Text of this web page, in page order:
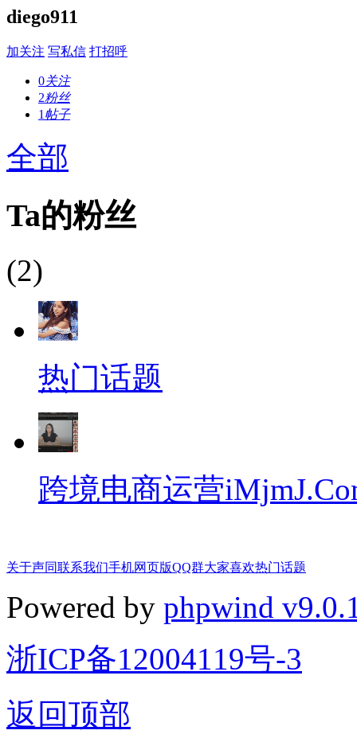
diego911
加关注 写私信 打招呼
0关注
2粉丝
1 帖子
全部
Ta的粉丝
(2)
热门话题
跨境电商运营
关于声同联系我们手机网页版QQ群大家喜欢热门话题
Powered by phpwind
浙ICP备12004119号-3
返回顶部